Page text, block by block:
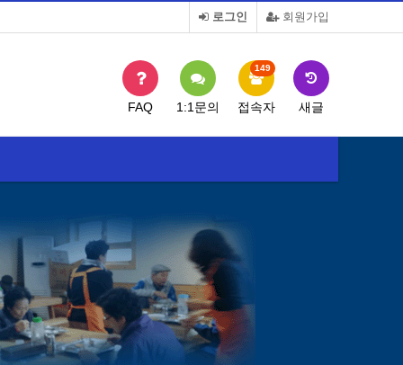
회원가입
로그인
FAQ 1:1문의 접속자
149
새글